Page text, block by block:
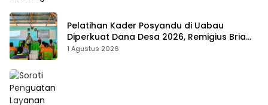
Pelatihan Kader Posyandu di Uabau
Diperkuat Dana Desa 2026, Remigius Bria
Tekankan Transparansi dengan Libatkan
1 Agustus 2026